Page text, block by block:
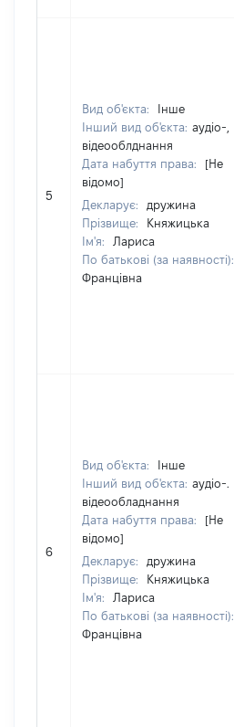
5
Вид об'єкта:
Інше
Інший вид об'єкта: аудіо-,
відеооблднання
Дата набуття права:
[Не
відомо]
Декларує:
дружина
Прізвище:
Княжицька
Ім'я:
Лариса
По батькові (за наявності):
Францівна
6
Вид об'єкта:
Інше
Інший вид об'єкта: аудіо-.
відеообладнання
Дата набуття права:
[Не
відомо]
Декларує:
дружина
Прізвище:
Княжицька
Ім'я:
Лариса
По батькові (за наявності):
Францівна